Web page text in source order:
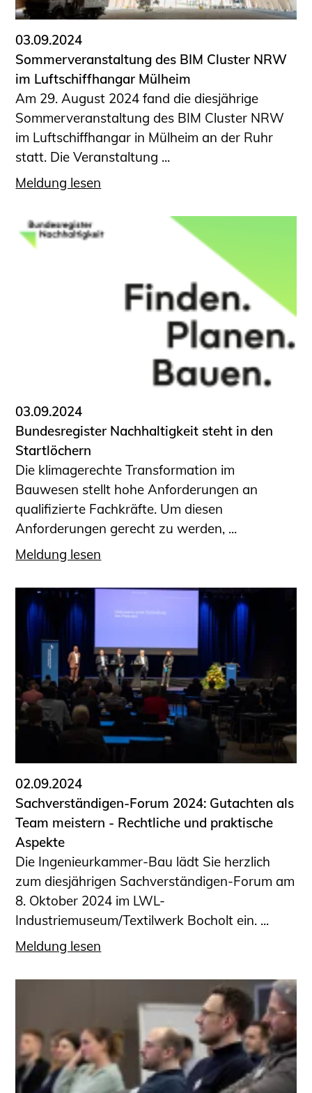
03.09.2024
Sommerveranstaltung des BIM Cluster NRW
im Luftschiffhangar Mülheim
Am 29. August 2024 fand die diesjährige
Sommerveranstaltung des BIM Cluster NRW
im Luftschiffhangar in Mülheim an der Ruhr
statt. Die Veranstaltung ...
Meldung lesen
03.09.2024
Bundesregister Nachhaltigkeit steht in den
Startlöchern
Die klimagerechte Transformation im
Bauwesen stellt hohe Anforderungen an
qualifizierte Fachkräfte. Um diesen
Anforderungen gerecht zu werden, ...
Meldung lesen
02.09.2024
Sachverständigen-Forum 2024: Gutachten als
Team meistern - Rechtliche und praktische
Aspekte
Die Ingenieurkammer-Bau lädt Sie herzlich
zum diesjährigen Sachverständigen-Forum am
8. Oktober 2024 im LWL-
Industriemuseum/Textilwerk Bocholt ein. ...
Meldung lesen